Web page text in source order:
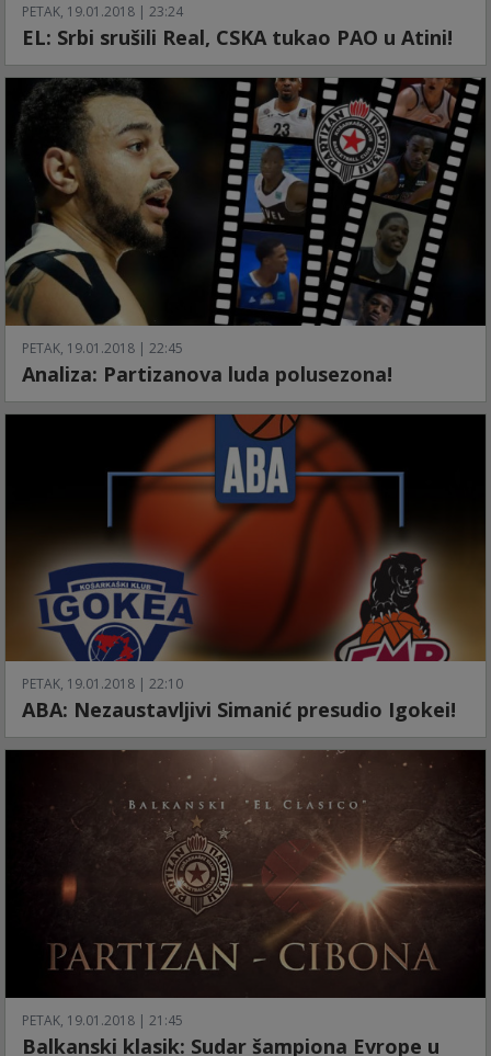
PETAK, 19.01.2018 | 23:24
EL: Srbi srušili Real, CSKA tukao PAO u Atini!
PETAK, 19.01.2018 | 22:45
Analiza: Partizanova luda polusezona!
PETAK, 19.01.2018 | 22:10
ABA: Nezaustavljivi Simanić presudio Igokei!
PETAK, 19.01.2018 | 21:45
Balkanski klasik: Sudar šampiona Evrope u